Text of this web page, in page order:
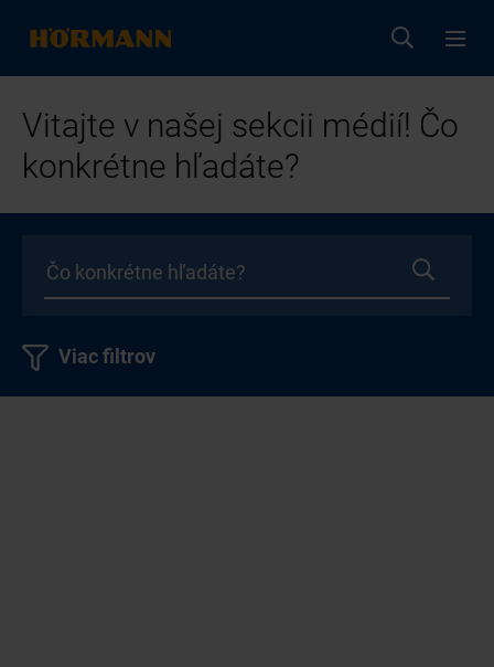
Vitajte v našej sekcii médií! Čo
konkrétne hľadáte?
Viac filtrov